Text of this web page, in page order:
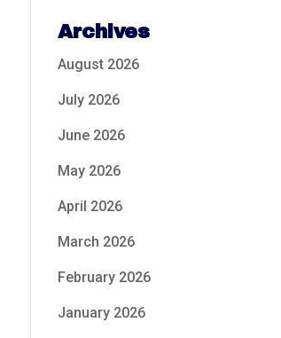
Archives
August 2026
July 2026
June 2026
May 2026
April 2026
March 2026
February 2026
January 2026